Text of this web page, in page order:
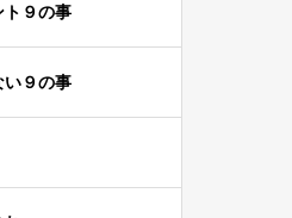
ト９の事
い９の事